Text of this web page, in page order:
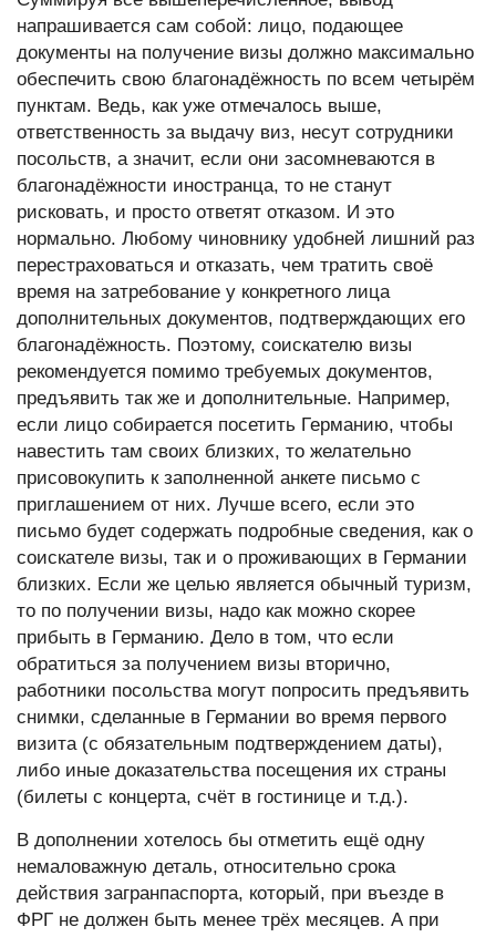
напрашивается сам собой: лицо, подающее
документы на получение визы должно максимально
обеспечить свою благонадёжность по всем четырём
пунктам. Ведь, как уже отмечалось выше,
ответственность за выдачу виз, несут сотрудники
посольств, а значит, если они засомневаются в
благонадёжности иностранца, то не станут
рисковать, и просто ответят отказом. И это
нормально. Любому чиновнику удобней лишний раз
перестраховаться и отказать, чем тратить своё
время на затребование у конкретного лица
дополнительных документов, подтверждающих его
благонадёжность. Поэтому, соискателю визы
рекомендуется помимо требуемых документов,
предъявить так же и дополнительные. Например,
если лицо собирается посетить Германию, чтобы
навестить там своих близких, то желательно
присовокупить к заполненной анкете письмо с
приглашением от них. Лучше всего, если это
письмо будет содержать подробные сведения, как о
соискателе визы, так и о проживающих в Германии
близких. Если же целью является обычный туризм,
то по получении визы, надо как можно скорее
прибыть в Германию. Дело в том, что если
обратиться за получением визы вторично,
работники посольства могут попросить предъявить
снимки, сделанные в Германии во время первого
визита (с обязательным подтверждением даты),
либо иные доказательства посещения их страны
(билеты с концерта, счёт в гостинице и т.д.).
В дополнении хотелось бы отметить ещё одну
немаловажную деталь, относительно срока
действия загранпаспорта, который, при въезде в
ФРГ не должен быть менее трёх месяцев. А при